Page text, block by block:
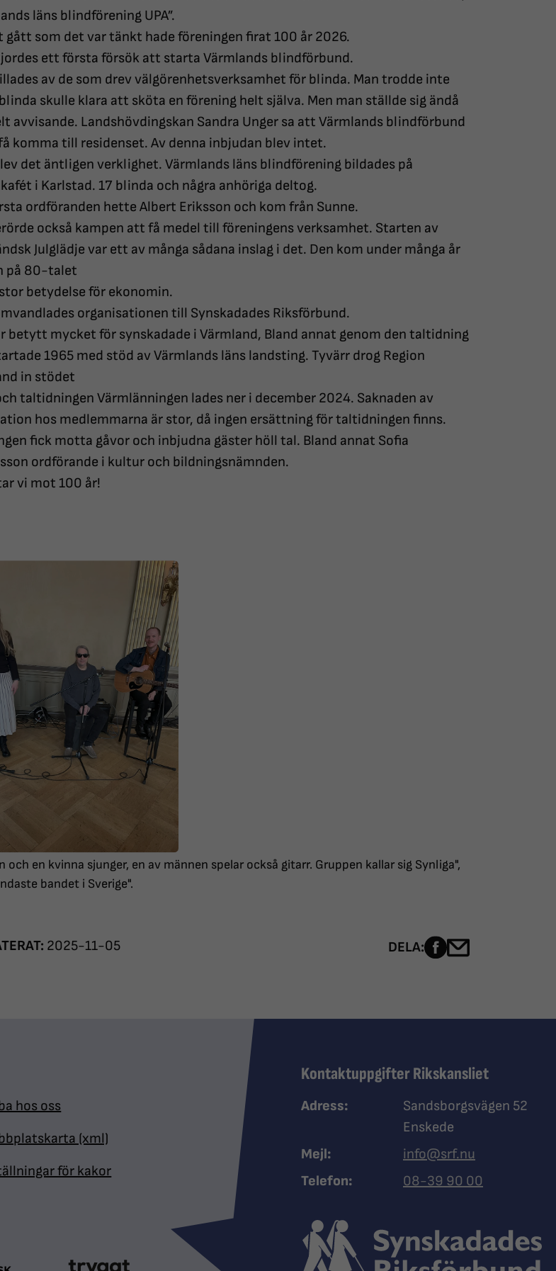
läns blindförening UPA”.
gått som det var tänkt hade föreningen firat 100 år 2026.
ett första försök att starta Värmlands blindförbund.
av de som drev välgörenhetsverksamhet för blinda. Man trodde inte
skulle klara att sköta en förening helt själva. Men man ställde sig ändå
avvisande. Landshövdingskan Sandra Unger sa att Värmlands blindförbund
komma till residenset. Av denna inbjudan blev intet.
det äntligen verklighet. Värmlands läns blindförening bildades på
i Karlstad. 17 blinda och några anhöriga deltog.
ordföranden hette Albert Eriksson och kom från Sunne.
också kampen att få medel till föreningens verksamhet. Starten av
Julglädje var ett av många sådana inslag i det. Den kom under många år
på 80-talet
betydelse för ekonomin.
organisationen till Synskadades Riksförbund.
betytt mycket för synskadade i Värmland, Bland annat genom den taltidning
1965 med stöd av Värmlands läns landsting. Tyvärr drog Region
in stödet
taltidningen Värmlänningen lades ner i december 2024. Saknaden av
hos medlemmarna är stor, då ingen ersättning för taltidningen finns.
fick motta gåvor och inbjudna gäster höll tal. Bland annat Sofia
ordförande i kultur och bildningsnämnden.
vi mot 100 år!
och en kvinna sjunger, en av männen spelar också gitarr. Gruppen kallar sig Synliga",
bandet i Sverige".
2025-11-05 DELA: Dela sidan på
hos oss
(xml)
för kakor
Kontaktuppgifter Rikskansliet
Adress:
Sandsborgsvägen 52
Enskede
Mejl:
info@srf.nu
Telefon:
Ring Synskadades
08-39 90 00